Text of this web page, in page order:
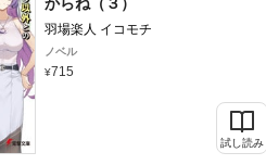
羽場楽人 イコモチ
ノベル
715
試し読み